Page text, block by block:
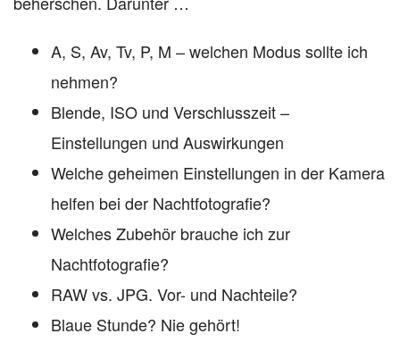
A, S, Av, Tv, P, M – welchen Modus sollte ich
nehmen?
Blende, ISO und Verschlusszeit –
Einstellungen und Auswirkungen
Welche geheimen Einstellungen in der Kamera
helfen bei der Nachtfotografie?
Welches Zubehör brauche ich zur
Nachtfotografie?
RAW vs. JPG. Vor- und Nachteile?
Blaue Stunde? Nie gehört!